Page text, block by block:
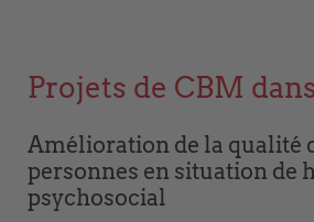
Projets de CBM
Amélioration de la qualité
personnes en situation de
psychosocial